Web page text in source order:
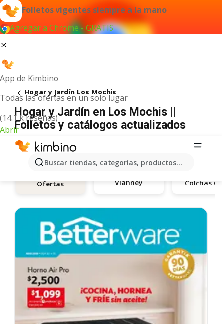
Folletos vigentes siempre a la mano
Agregar a Chrome - GRATIS
App de Kimbino
Todas las ofertas en un solo lugar
(14.1 k reseñas)
Abrir
Buscar tiendas, categorías, productos...
Hogar y Jardín Los Mochis
Hogar y Jardín en Los Mochis ||
Folletos y catálogos actualizados
Ofertas Vianney